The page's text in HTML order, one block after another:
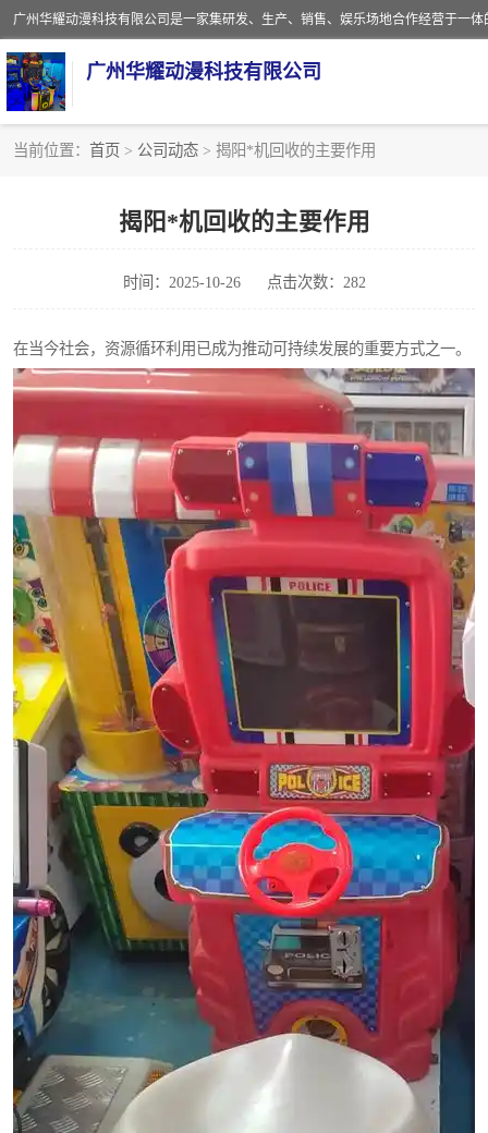
广州华耀动漫科技有限公司
当前位置： 首页 > 公司动态 > 揭阳*机回收的主要作用
揭阳*机回收的主要作用
时间：2025-10-26 点击次数：282
在当今社会，资源循环利用已成为推动可持续发展的重要方式之一。
游戏厅回收